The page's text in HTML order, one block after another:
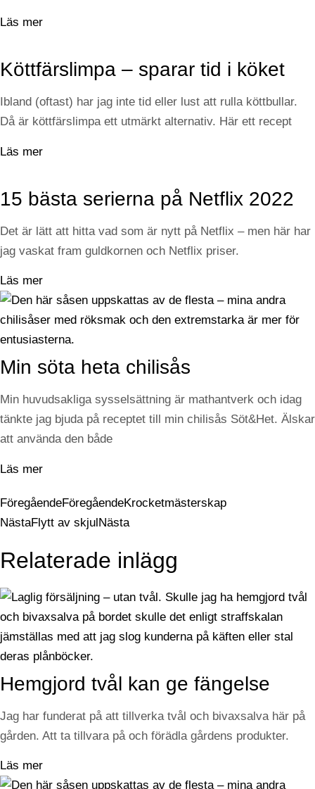
Läs mer
Köttfärslimpa – sparar tid i köket
Ibland (oftast) har jag inte tid eller lust att rulla köttbullar.
Då är köttfärslimpa ett utmärkt alternativ. Här ett recept
Läs mer
15 bästa serierna på Netflix 2022
Det är lätt att hitta vad som är nytt på Netflix – men här har
jag vaskat fram guldkornen och Netflix priser.
Läs mer
Min söta heta chilisås
Min huvudsakliga sysselsättning är mathantverk och idag
tänkte jag bjuda på receptet till min chilisås Söt&Het. Älskar
att använda den både
Läs mer
FöregåendeFöregåendeKrocketmästerskap
NästaFlytt av skjulNästa
Relaterade inlägg
Hemgjord tvål kan ge fängelse
Jag har funderat på att tillverka tvål och bivaxsalva här på
gården. Att ta tillvara på och förädla gårdens produkter.
Läs mer